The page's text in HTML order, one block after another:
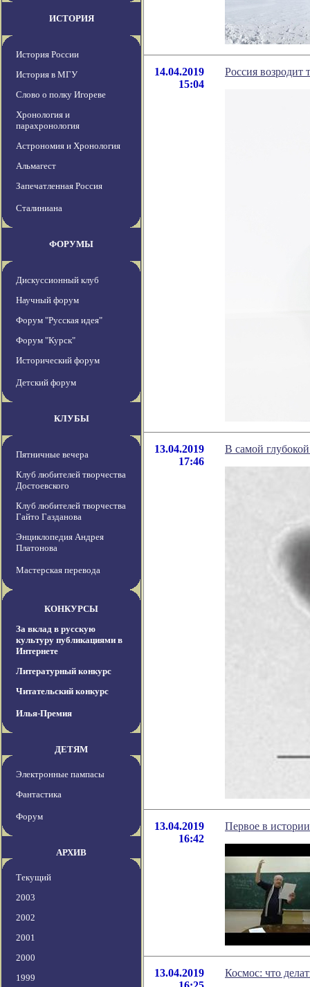
ИСТОРИЯ
История России
История в МГУ
Слово о полку Игореве
Хронология и
парахронология
Астрономия и Хронология
Альмагест
Запечатленная Россия
Сталиниана
ФОРУМЫ
Дискуссионный клуб
Научный форум
Форум "Русская идея"
Форум "Курск"
Исторический форум
Детский форум
КЛУБЫ
Пятничные вечера
Клуб любителей творчества
Достоевского
Клуб любителей творчества
Гайто Газданова
Энциклопедия Андрея
Платонова
Мастерская перевода
КОНКУРСЫ
За вклад в русскую
культуру публикациями в
Интернете
Литературный конкурс
Читательский конкурс
Илья-Премия
ДЕТЯМ
Электронные пампасы
Фантастика
Форум
АРХИВ
Текущий
2003
2002
2001
2000
1999
14.04.2019
15:04
Россия возродит
13.04.2019
17:46
В самой
13.04.2019
16:42
Первое в
13.04.2019
Космос: что